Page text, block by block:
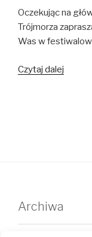
Oczekując na
Trójmorza
Was w
Czytaj dalej
first
Archiwa